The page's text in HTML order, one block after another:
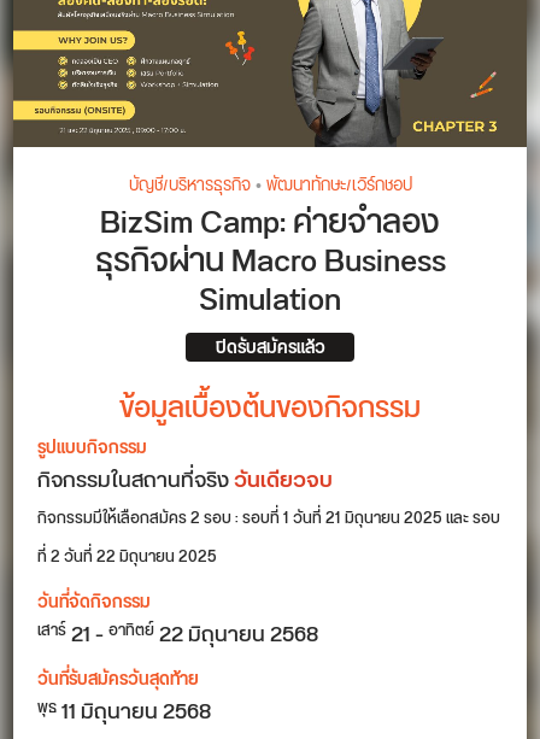
บัญชี/บริหารธุรกิจ•พัฒนาทักษะ/เวิร์กชอป
BizSim Camp: ค่ายจำลอง
ธุรกิจผ่าน Macro Business
Simulation
ปิดรับสมัครแล้ว
ข้อมูลเบื้องต้นของกิจกรรม
รูปแบบกิจกรรม
กิจกรรมในสถานที่จริงวันเดียวจบ
กิจกรรมมีให้เลือกสมัคร 2 รอบ : รอบที่ 1 วันที่ 21 มิถุนายน 2025 และ รอบ
ที่ 2 วันที่ 22 มิถุนายน 2025
วันที่จัดกิจกรรม
เสาร์21-อาทิตย์22มิถุนายน 2568
วันที่รับสมัครวันสุดท้าย
พุธ11 มิถุนายน 2568